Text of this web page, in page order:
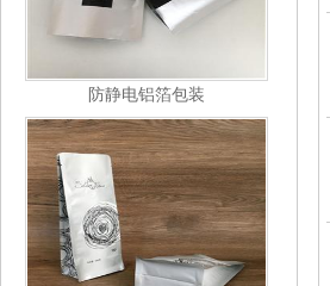
防静电铝箔包装